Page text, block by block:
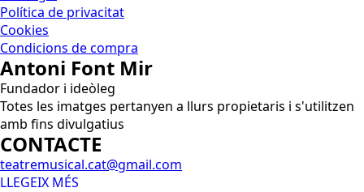
Política de privacitat
Cookies
Condicions de compra
Antoni Font Mir
Fundador i ideòleg
Totes les imatges pertanyen a llurs propietaris i s'utilitzen
amb fins divulgatius
CONTACTE
teatremusical.cat@gmail.com
LLEGEIX MÉS